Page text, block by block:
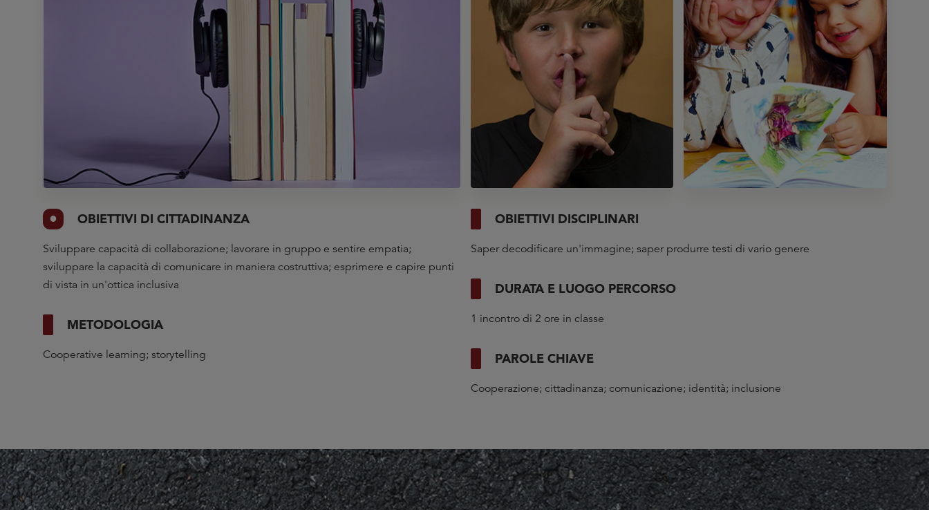
OBIETTIVI DI CITTADINANZA
Sviluppare capacità di collaborazione; lavorare in gruppo e sentire empatia;
sviluppare la capacità di comunicare in maniera costruttiva; esprimere e capire punti
di vista in un'ottica inclusiva
METODOLOGIA
Cooperative learning; storytelling
OBIETTIVI DISCIPLINARI
Saper decodificare un'immagine; saper produrre testi di vario genere
DURATA E LUOGO PERCORSO
1 incontro di 2 ore in classe
PAROLE CHIAVE
Cooperazione; cittadinanza; comunicazione; identità; inclusione